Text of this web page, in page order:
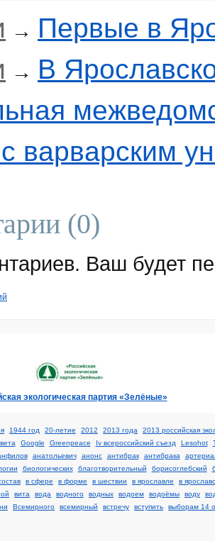
→ Первые в
→ В
варварским
(0)
Ваш будет
экологическая партия «Зелёные»
1944 год 20-летие 2012 2013 года
2013 российская
Google Greenpeace Iv всероссийский съезд Lesohot
анатольевич анонс антибрак антибрака
биологических благотворительный борисоглебский
в сфере в форме в шествии в ярославле
в
вита вода водного водных водоем водоёмы воду
Всемирного всемирный встречу вступить выборам 14